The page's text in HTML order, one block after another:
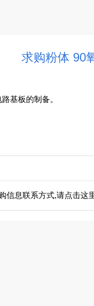
求购粉体 90
基板的制备。
信息联系方式,请点击这